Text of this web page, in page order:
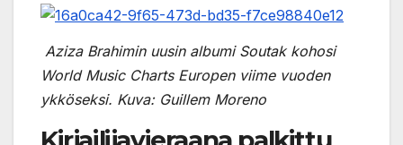
Aziza Brahimin uusin albumi Soutak kohosi
World Music Charts Europen viime vuoden
ykköseksi. Kuva: Guillem Moreno